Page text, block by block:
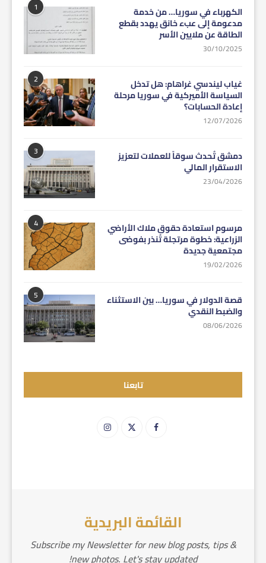
1 الكهرباء في سوريا… من خدمة
مدعومة إلى عبء خانق يهدد بقطع
الطاقة عن ملايين الأسر
30/10/2025
2 غياب ليندسي غراهام: هل تدخل
السياسة الأميركية في سوريا مرحلة
إعادة الحسابات؟
12/07/2026
3 دمشق تُحدث سوقاً للعملات لتعزيز
الاستقرار المالي
23/04/2026
4 مرسوم استعادة حقوق ملاك الأراضي
الزراعية: خطوة مرتجلة تُنذر بفوضى
مجتمعية جديدة
19/02/2026
5 قصة الدولار في سوريا… بين الاستثناء
والضبط النقدي
08/06/2026
تابعنا
القائمة البريدية
Subscribe my Newsletter for new blog posts, tips &
new photos. Let's stay updated!